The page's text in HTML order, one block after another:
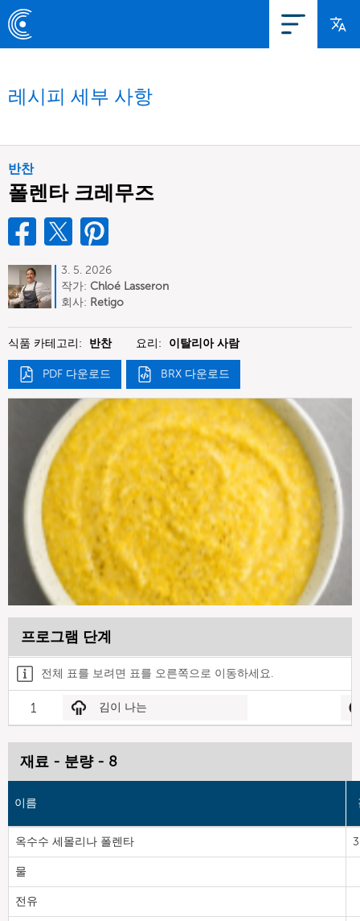
레시피 세부 사항
반찬
폴렌타 크레무즈
3. 5. 2026
작가: Chloé Lasseron
회사: Retigo
식품 카테고리: 반찬 요리: 이탈리아 사람
PDF 다운로드 BRX 다운로드
프로그램 단계
전체 표를 보려면 표를 오른쪽으로 이동하세요.
1 김이 나는
재료 - 분량 - 8
이름
옥수수 세몰리나 폴렌타
물
전유